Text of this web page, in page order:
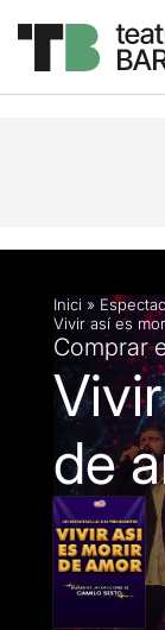
Inici »
Vivir así es
Comprar
de